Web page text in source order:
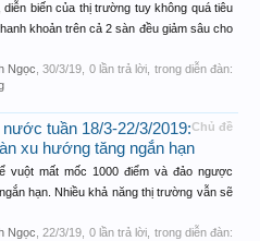
diễn biến của thị trường tuy không quá tiêu
khoản trên cả 2 sàn đều giảm sâu cho
Ngọc ,30/3/19 , 0 lần trả lời, trong diễn đàn:
Chủ đề
tuần 18/3-22/3/2019:
xu hướng tăng ngắn hạn
vuột mất mốc 1000 điểm và đảo ngược
hạn. Nhiều khả năng thị trường vẫn sẽ
Ngọc ,22/3/19 , 0 lần trả lời, trong diễn đàn: